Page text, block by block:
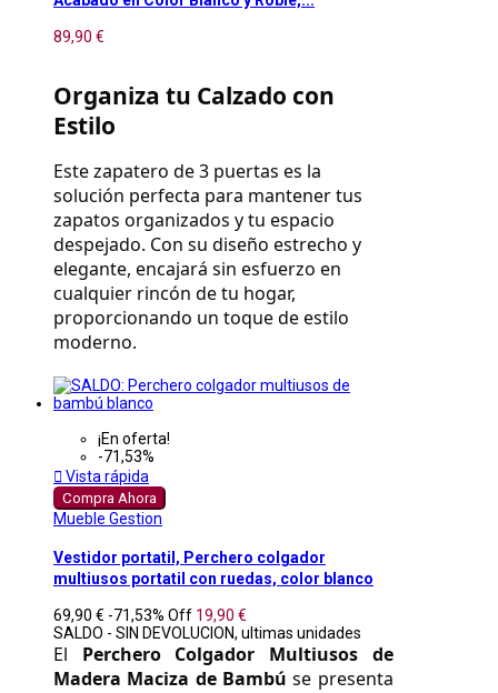
89,90 €
Organiza tu Calzado con
Estilo
Este zapatero de 3 puertas es la
solución perfecta para mantener tus
zapatos organizados y tu espacio
despejado. Con su diseño estrecho y
elegante, encajará sin esfuerzo en
cualquier rincón de tu hogar,
proporcionando un toque de estilo
moderno.
¡En oferta!
-71,53%
 Vista rápida
Compra Ahora
Mueble Gestion
Vestidor portatil, Perchero colgador
multiusos portatil con ruedas, color blanco
69,90 € -71,53% Off 19,90 €
SALDO - SIN DEVOLUCION, ultimas unidades
El Perchero Colgador Multiusos de
Madera Maciza de Bambú se presenta